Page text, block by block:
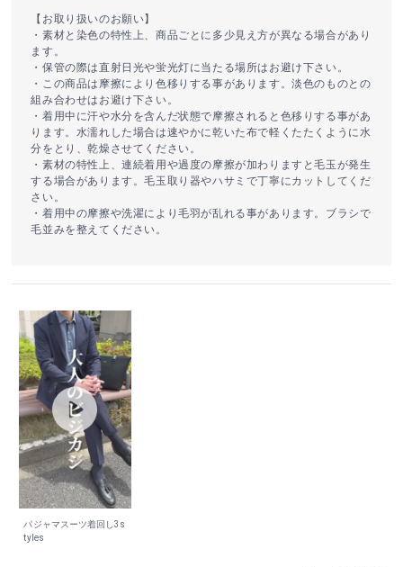
【お取り扱いのお願い】
・素材と染色の特性上、商品ごとに多少見え方が異なる場合があり
ます。
・保管の際は直射日光や蛍光灯に当たる場所はお避け下さい。
・この商品は摩擦により色移りする事があります。淡色のものとの
組み合わせはお避け下さい。
・着用中に汗や水分を含んだ状態で摩擦されると色移りする事があ
ります。水濡れした場合は速やかに乾いた布で軽くたたくように水
分をとり、乾燥させてください。
・素材の特性上、連続着用や過度の摩擦が加わりますと毛玉が発生
する場合があります。毛玉取り器やハサミで丁寧にカットしてくだ
さい。
・着用中の摩擦や洗濯により毛羽が乱れる事があります。ブラシで
毛並みを整えてください。
パジャマスーツ着回し3s
tyles